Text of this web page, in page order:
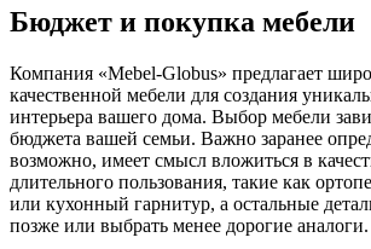
Бюджет и покупка мебели
Компания «Mebel-Globus» предлагает
качественной мебели для создания
интерьера вашего дома. Выбор мебели
бюджета вашей семьи. Важно заранее
возможно, имеет смысл вложиться в
длительного пользования, такие как
или кухонный гарнитур, а остальные
позже или выбрать менее дорогие аналоги.